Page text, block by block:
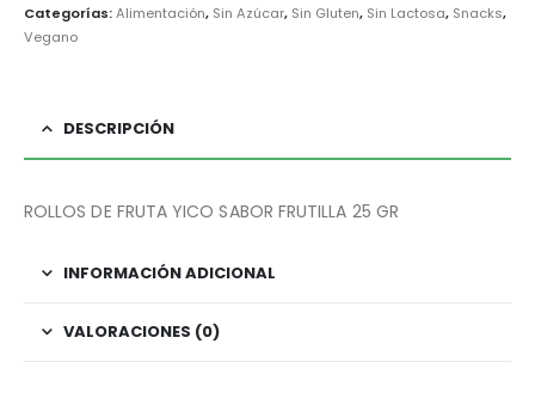
Categorías:Alimentación, Sin Azúcar, Sin Gluten, Sin Lactosa, Snacks,
Vegano
DESCRIPCIÓN
ROLLOS DE FRUTA YICO SABOR FRUTILLA 25 GR
INFORMACIÓN ADICIONAL
VALORACIONES (0)